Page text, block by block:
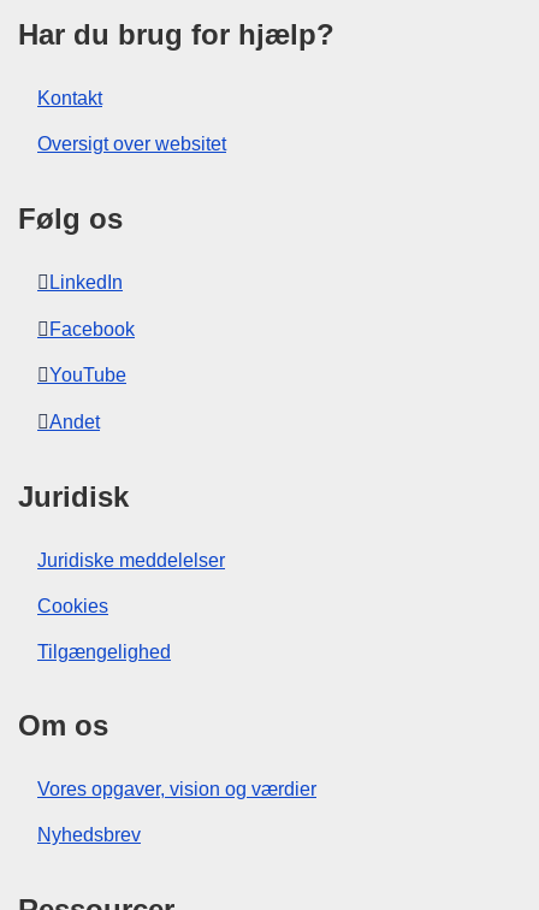
Har du brug for hjælp?
Kontakt
Oversigt over websitet
Følg os
LinkedIn
Facebook
YouTube
Andet
Juridisk
Juridiske meddelelser
Cookies
Tilgængelighed
Om os
Vores opgaver, vision og værdier
Nyhedsbrev